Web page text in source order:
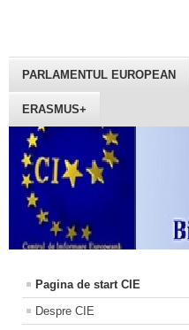
PARLAMENTUL EUROPEAN
ERASMUS+
Pagina de start CIE
Despre CIE